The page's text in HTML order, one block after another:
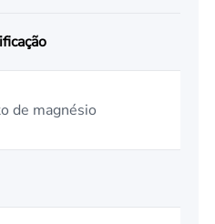
de magnésio